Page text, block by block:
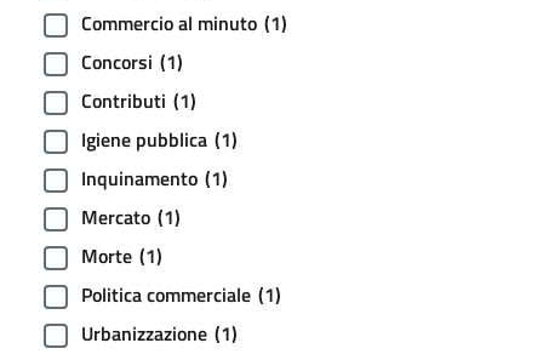
Commercio al minuto (1)
Concorsi (1)
Contributi (1)
Igiene pubblica (1)
Inquinamento (1)
Mercato (1)
Morte (1)
Politica commerciale (1)
Urbanizzazione (1)